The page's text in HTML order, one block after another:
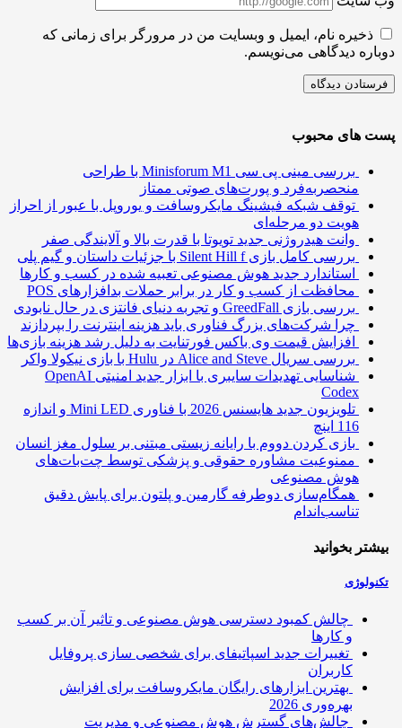
ذخیره نام، ایمیل و وبسایت من در مرورگر برای زمانی که
دیدگاهی می‌نویسم.
های محبوب
بررسی مینی پی ‌سی Minisforum M1 با طراحی
منحصربه‌فرد و پورت‌های صوتی ممتاز
توقف شبکه فیشینگ مایکروسافت و یوروپل با عبور از احراز
هویت دو مرحله‌ای
وانت هیدروژنی جدید تویوتا با قدرت بالا و آلایندگی صفر
بررسی کامل بازی Silent Hill f با جزئیات داستان و گیم پلی
استاندارد جدید هوش مصنوعی تعبیه شده در کسب و کارها
محافظت از کسب و کار در برابر حملات بدافزارهای POS
بررسی بازی GreedFall و تجربه دنیای فانتزی در حال نابودی
چرا شرکت‌های بزرگ فناوری باید هزینه اینترنت را بپردازند
افزایش قیمت وی باکس فورتنایت به دلیل رشد هزینه بازی‌ها
بررسی سریال Alice and Steve در Hulu با بازی نیکولا واکر
شناسایی تهدیدات سایبری با ابزار جدید امنیتی OpenAI
Codex
تلویزیون جدید هایسنس 2026 با فناوری Mini LED و اندازه
بازی کردن دووم با رایانه زیستی مبتنی بر سلول مغز انسان
ممنوعیت مشاوره حقوقی و پزشکی توسط چت‌بات‌های
هوش مصنوعی
همگام‌سازی دوطرفه گارمین و پلتون برای پایش دقیق
تناسب‌اندام
بخوانید
چالش کمبود دسترسی هوش مصنوعی و تاثیر آن بر کسب
و کارها
تغییرات جدید اسپاتیفای برای شخصی سازی پروفایل
کاربران
بهترین ابزارهای رایگان مایکروسافت برای افزایش
بهره‌وری 2026
چالش‌های گسترش هوش مصنوعی و مدیریت